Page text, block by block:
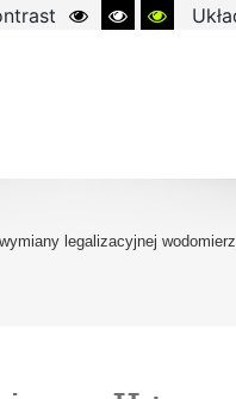
legalizacyjnej